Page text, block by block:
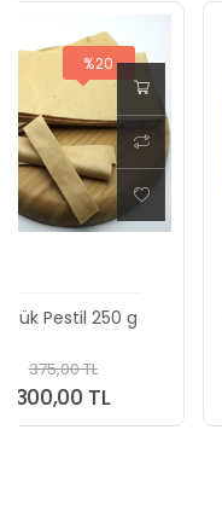
%20
Köpük Orciği 550
580,00 TL